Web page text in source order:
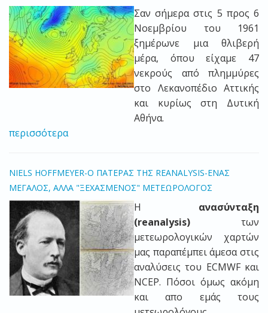
Σαν σήμερα στις 5 προς 6
Νοεμβρίου του 1961
ξημέρωνε μια θλιβερή
μέρα, όπου είχαμε 47
νεκρούς από πλημμύρες
στο Λεκανοπέδιο Αττικής
και κυρίως στη Δυτική
Αθήνα.
περισσότερα
NIELS HOFFMEYER-O ΠΑΤΕΡΑΣ ΤΗΣ REANALYSIS-ΕΝΑΣ
ΜΕΓΑΛΟΣ, ΑΛΛΑ "ΞΕΧΑΣΜΕΝΟΣ" ΜΕΤΕΩΡΟΛΟΓΟΣ
Η ανασύνταξη
(reanalysis) των
μετεωρολογικών χαρτών
μας παραπέμπει άμεσα στις
αναλύσεις του ECMWF και
NCEP. Πόσοι όμως ακόμη
και απο εμάς τους